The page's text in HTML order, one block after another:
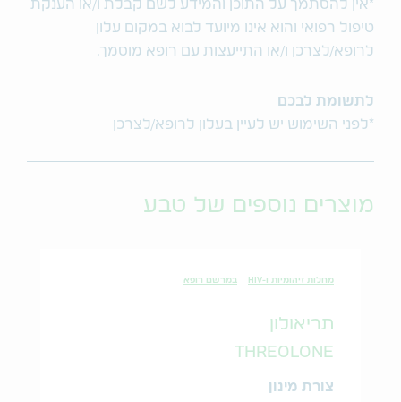
*אין להסתמך על התוכן והמידע לשם קבלת ו/או הענקת
טיפול רפואי והוא אינו מיועד לבוא במקום עלון
לרופא/לצרכן ו/או התייעצות עם רופא מוסמך.
לתשומת לבכם
*לפני השימוש יש לעיין בעלון לרופא/לצרכן
מוצרים נוספים של טבע
מחלות זיהומיות ו-HIV במרשם רופא
תריאולון
THREOLONE
צורת מינון